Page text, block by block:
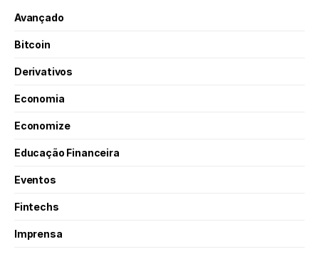
Avançado
Bitcoin
Derivativos
Economia
Economize
Educação Financeira
Eventos
Fintechs
Imprensa